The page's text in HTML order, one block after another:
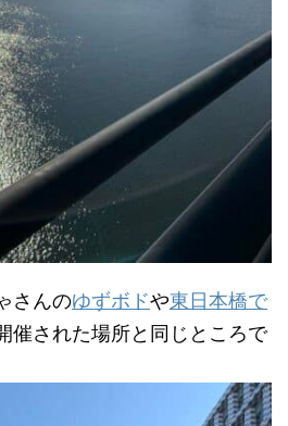
さんのゆずボドや東日本橋で
催された場所と同じところで